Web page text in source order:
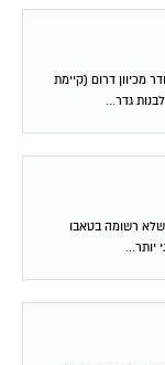
אשר לא מגודר מכיוון דרום (קיימת
גדר...
שלא רשומה בטאבו
יותר...